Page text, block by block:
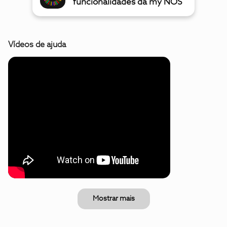
funcionalidades da my NOS
Vídeos de ajuda
Mostrar mais